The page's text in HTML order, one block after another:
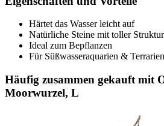
Härtet das Wasser leicht auf
Natürliche Steine mit toller Struktur
Ideal zum Bepflanzen
Für Süßwasseraquarien & Terrarien
Häufig zusammen gekauft mit
Moorwurzel, L